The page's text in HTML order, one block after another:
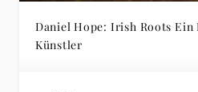
Daniel Hope: Irish Roots
Künstler